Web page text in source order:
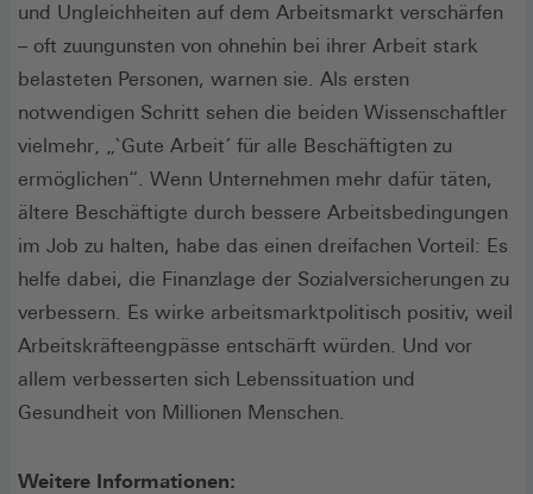
und Ungleichheiten auf dem Arbeitsmarkt verschärfen
– oft zuungunsten von ohnehin bei ihrer Arbeit stark
belasteten Personen, warnen sie. Als ersten
notwendigen Schritt sehen die beiden Wissenschaftler
vielmehr‚ „`Gute Arbeit´ für alle Beschäftigten zu
ermöglichen“. Wenn Unternehmen mehr dafür täten,
ältere Beschäftigte durch bessere Arbeitsbedingungen
im Job zu halten, habe das einen dreifachen Vorteil: Es
helfe dabei, die Finanzlage der Sozialversicherungen zu
verbessern. Es wirke arbeitsmarktpolitisch positiv, weil
Arbeitskräfteengpässe entschärft würden. Und vor
allem verbesserten sich Lebenssituation und
Gesundheit von Millionen Menschen.
Weitere Informationen: